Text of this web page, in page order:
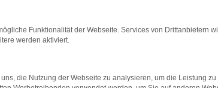
Funktionalität der Webseite. Services von Drittanbietern
werden aktiviert.
die Nutzung der Webseite zu analysieren, um die Leistung